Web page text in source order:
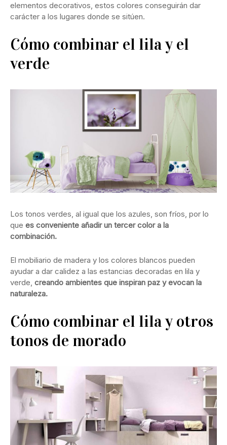
elementos decorativos, estos colores conseguirán dar
carácter a los lugares donde se sitúen.
Cómo combinar el lila y el
verde
Los tonos verdes, al igual que los azules, son fríos, por lo
que es conveniente añadir un tercer color a la
combinación.
El mobiliario de madera y los colores blancos pueden
ayudar a dar calidez a las estancias decoradas en lila y
verde, creando ambientes que inspiran paz y evocan la
naturaleza.
Cómo combinar el lila y otros
tonos de morado